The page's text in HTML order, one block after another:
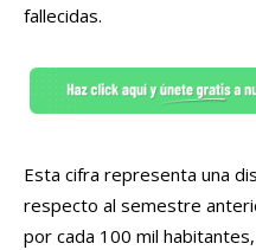
fallecidas.
Esta cifra representa una
respecto al semestre
por cada 100 mil